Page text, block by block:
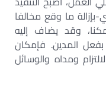
بإزالة ما وقع مخالفا
ممكنا، وقد يضاف إليه
المدين. فإمكان
ومداه والوسائل